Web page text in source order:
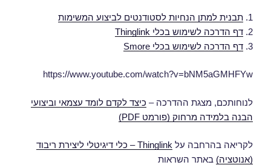
1. תבנית למתן הנחיות לסטודנטים לביצוע המשימות
2. דף הדרכה לשימוש בכלי Thinglink
3. דף הדרכה לשימוש בכלי Smore
https://www.youtube.com/watch?v=bNM5aGMHFYw
לנוחותכם, מצגת ההדרכה – כיצד לקדם לומד עצמאי וביצועי
הבנה בלמידה מרחוק (פורמט PDF)
לקריאה בהרחבה על
Thinglink – כלי דיגיטלי ליצירת ריבוד
(אנוטציה) באתר השראות